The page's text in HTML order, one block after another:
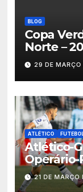
BLOG
Copa
Norte –
29 DE
ATLÉTICO
Atlético-
Operário-
começa
2026
21 DE MARÇO